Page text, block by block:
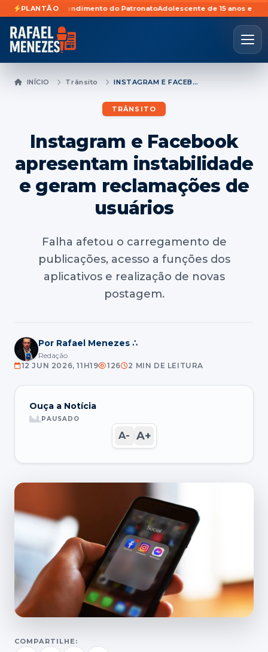
PLANTÃO
Atendimento do PatronatoAdolescente de 15 anos e jovem de 18
INÍCIO Trânsito INSTAGRAM E FACEBOOK APRESENTAM INSTABILIDADE E GERAM RECLAMAÇÕES DE USUÁRIOS
TRÂNSITO
Instagram e Facebook
apresentam instabilidade
e geram reclamações de
usuários
Falha afetou o carregamento de
publicações, acesso a funções dos
aplicativos e realização de novas
postagem.
Por Rafael Menezes ∴
Redação
12 JUN 2026, 11H19
126 2 MIN DE LEITURA
Ouça a Notícia
PAUSADO
A- A+
COMPARTILHE: